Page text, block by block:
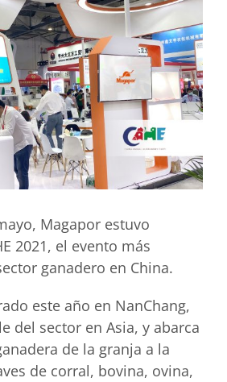
Magapor estuvo
2021, el evento más
ganadero en China.
este año en NanChang,
del sector en Asia, y abarca
de la granja a la
de corral, bovina, ovina,